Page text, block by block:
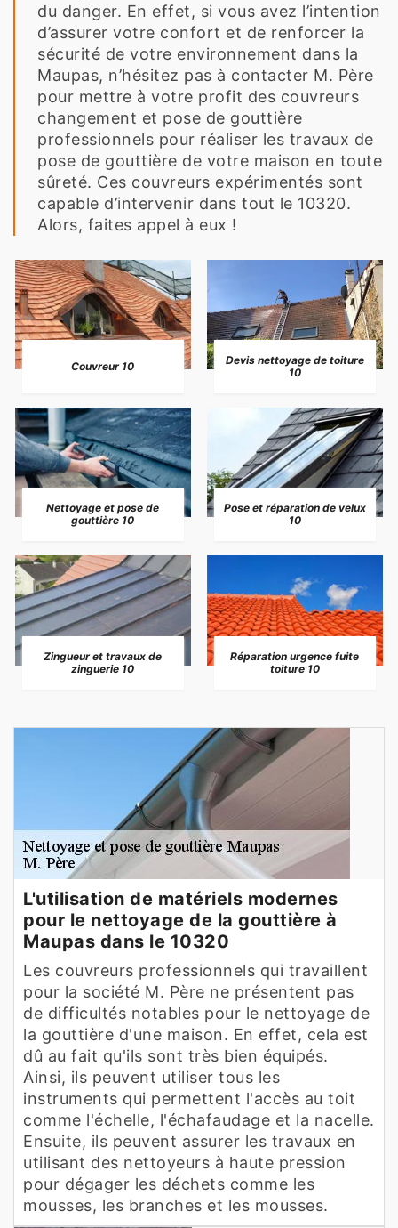
du danger. En effet, si vous avez l’intention
d’assurer votre confort et de renforcer la
sécurité de votre environnement dans la
Maupas, n’hésitez pas à contacter M. Père
pour mettre à votre profit des couvreurs
changement et pose de gouttière
professionnels pour réaliser les travaux de
pose de gouttière de votre maison en toute
sûreté. Ces couvreurs expérimentés sont
capable d’intervenir dans tout le 10320.
Alors, faites appel à eux !
Couvreur 10
Devis nettoyage de toiture
10
Nettoyage et pose de
gouttière 10
Pose et réparation de velux
10
Zingueur et travaux de
zinguerie 10
Réparation urgence fuite
toiture 10
L'utilisation de matériels modernes
pour le nettoyage de la gouttière à
Maupas dans le 10320
Les couvreurs professionnels qui travaillent
pour la société M. Père ne présentent pas
de difficultés notables pour le nettoyage de
la gouttière d'une maison. En effet, cela est
dû au fait qu'ils sont très bien équipés.
Ainsi, ils peuvent utiliser tous les
instruments qui permettent l'accès au toit
comme l'échelle, l'échafaudage et la nacelle.
Ensuite, ils peuvent assurer les travaux en
utilisant des nettoyeurs à haute pression
pour dégager les déchets comme les
mousses, les branches et les mousses.